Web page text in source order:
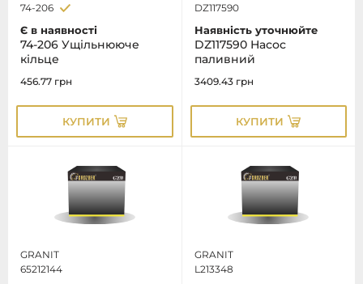
74-206
Є в наявності
74-206 Ущільнююче
кільце
456.77 грн
КУПИТИ
DZ117590
Наявність уточнюйте
DZ117590 Насос
паливний
3409.43 грн
КУПИТИ
GRANIT
65212144
GRANIT
L213348